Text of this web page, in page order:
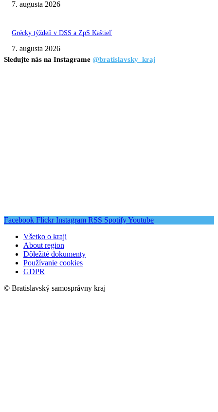
7. augusta 2026
Grécky týždeň v DSS a ZpS Kaštieľ
7. augusta 2026
Sledujte nás na Instagrame @bratislavsky_kraj
Facebook Flickr Instagram RSS SpotifyYoutube
Všetko o kraji
About region
Dôležité dokumenty
Používanie cookies
GDPR
© Bratislavský samosprávny kraj